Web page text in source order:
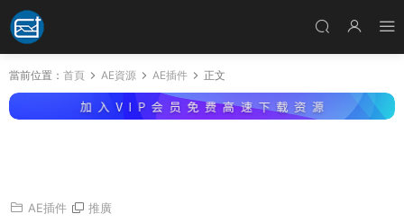
當前位置： 首頁 AE資源 AE插件 正文
AE插件 推廣